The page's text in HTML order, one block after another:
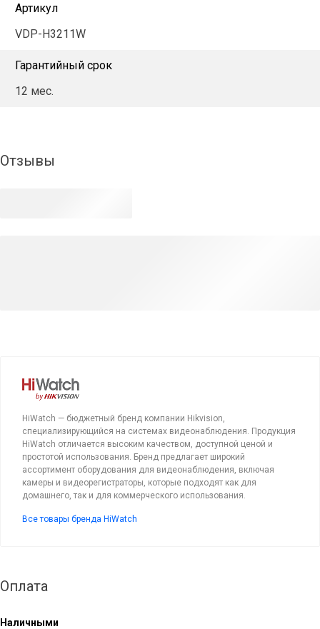
Артикул
VDP-H3211W
Гарантийный срок
12 мес.
Отзывы
HiWatch — бюджетный бренд компании Hikvision,
специализирующийся на системах видеонаблюдения. Продукция
HiWatch отличается высоким качеством, доступной ценой и
простотой использования. Бренд предлагает широкий
ассортимент оборудования для видеонаблюдения, включая
камеры и видеорегистраторы, которые подходят как для
домашнего, так и для коммерческого использования.
Все товары бренда HiWatch
Оплата
Наличными